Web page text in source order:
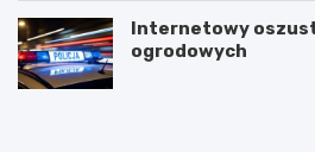
Internetowy
ogrodowych
W
T